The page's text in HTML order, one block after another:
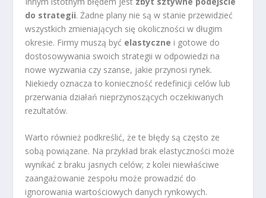
do strategii. Żadne plany nie są w stanie przewidzieć
wszystkich zmieniających się okoliczności w długim
okresie. Firmy muszą być elastyczne i gotowe do
dostosowywania swoich strategii w odpowiedzi na
nowe wyzwania czy szanse, jakie przynosi rynek.
Niekiedy oznacza to konieczność redefinicji celów lub
przerwania działań nieprzynoszących oczekiwanych
rezultatów.
Warto również podkreślić, że te błędy są często ze
sobą powiązane. Na przykład brak elastyczności może
wynikać z braku jasnych celów; z kolei niewłaściwe
zaangażowanie zespołu może prowadzić do
ignorowania wartościowych danych rynkowych.